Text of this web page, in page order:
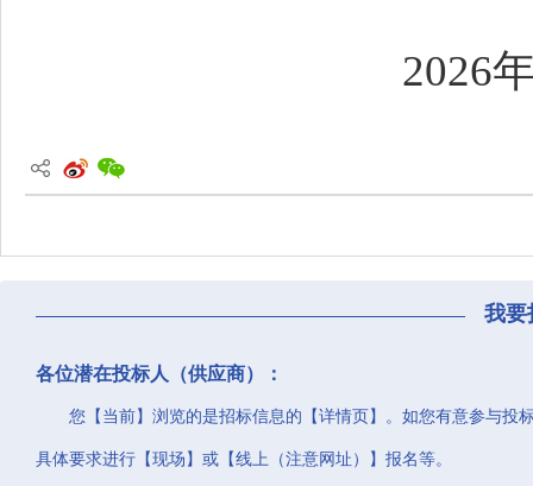
2026
我要
各位潜在投标人（供应商）：
您【当前】浏览的是招标信息的【详情页】。如您有意参与投
具体要求进行【现场】或【线上（注意网址）】报名等。